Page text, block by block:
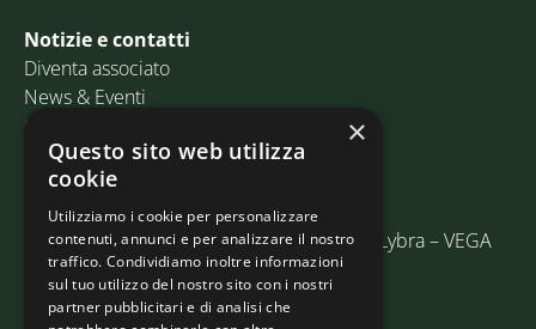
Notizie e contatti
Diventa associato
News & Eventi
Contatti
Email:info@assosped.it
PEC: assospedvenezia@pec.fedespedi.it
Indirizzo: Via delle Industrie, 19/C Edificio Lybra – VEGA
30175 Marghera (VE)
×
Questo sito web utilizza
cookie
Utilizziamo i cookie per personalizzare
contenuti, annunci e per analizzare il nostro
traffico. Condividiamo inoltre informazioni
sul tuo utilizzo del nostro sito con i nostri
partner pubblicitari e di analisi che